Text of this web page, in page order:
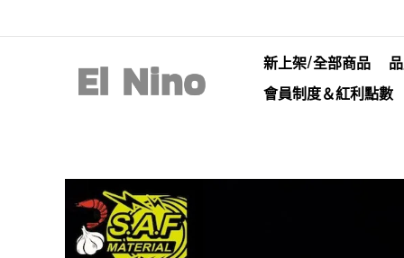
新上架/全部商品
會員制度＆紅利點數